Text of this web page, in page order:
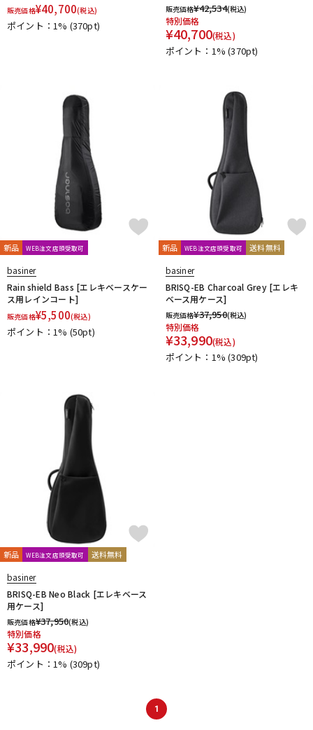
DJ機器 DTM
配信/ライブ機器 楽器アクセサリ
中古 ヴィンテージ
販売価格¥40,700(税込)
ポイント：1% (370pt)
販売価格¥42,534(税込)
特別価格
¥40,700(税込)
ポイント：1%(370pt)
新品 WEB注文店頭受取可
basiner
Rain shield Bass [エレキベースケー
ス用レインコート]
販売価格¥5,500(税込)
ポイント：1% (50pt)
新品 WEB注文店頭受取可 送料無料
basiner
BRISQ-EB Charcoal Grey [エレキ
ベース用ケース]
販売価格¥37,950(税込)
特別価格
¥33,990(税込)
ポイント：1%(309pt)
新品 WEB注文店頭受取可 送料無料
basiner
BRISQ-EB Neo Black [エレキベース
用ケース]
販売価格¥37,950(税込)
特別価格
¥33,990(税込)
ポイント：1% (309pt)
1